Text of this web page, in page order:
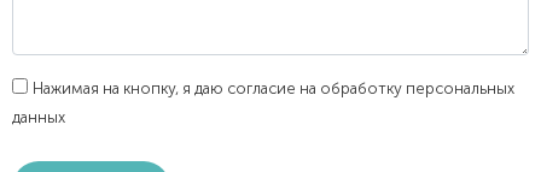
Нажимая на кнопку, я даю согласие на обработку персональных
данных